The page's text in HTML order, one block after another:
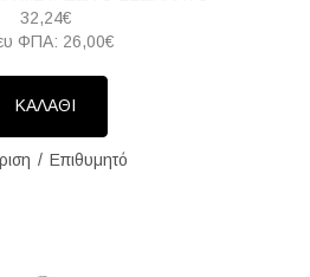
32,24€
ΦΠΑ: 26,00€
ΚΑΛΑΘΙ
Επιθυμητό